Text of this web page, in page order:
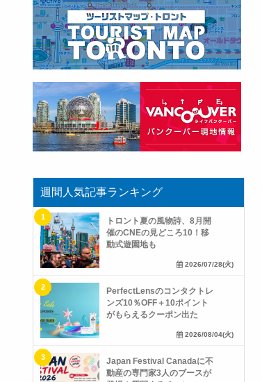
週間人気記事ランキング
トロント夏の風物詩、8月開
催のCNEの見どころ10！移
動式遊園地も
2026/07/28(火)
PerfectLensのコンタクトレ
ンズ10％OFF＋10ポイント
がもらえるクーポン出た
2026/08/04(火)
Japan Festival Canadaに不
動産の専門家3人のブースが